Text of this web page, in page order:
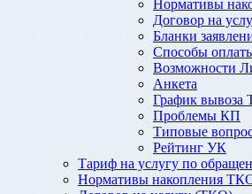
Нормативы
Договор на
Бланки
Способы
Возможности
Анкета
График вывоза
Проблемы КП
Типовые
Рейтинг УК
Тариф на услугу по
Нормативы накопления